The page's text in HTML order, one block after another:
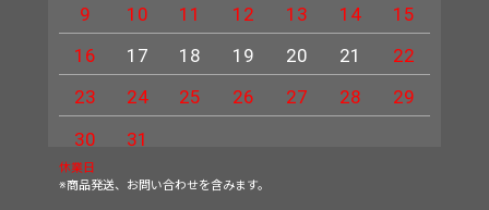
9
10 11 12 13 14
15
16
17 18 19 20 21
22
23
24 25 26 27 28
29
30
31
休業日
※商品発送、お問い合わせを含みます。